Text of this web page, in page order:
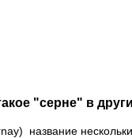
"серне" в
название